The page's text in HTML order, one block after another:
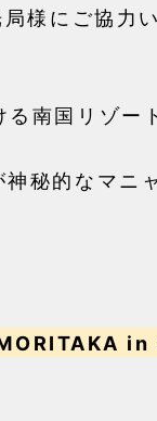
様にご協力
南国リゾート
秘的なマニ